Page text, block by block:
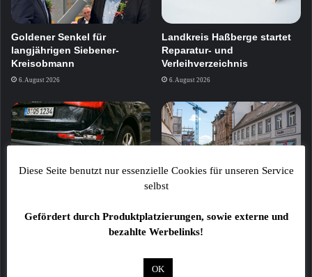
Goldener Senkel für
langjährigen Siebener-
Kreisobmann
6. August 2026
Landkreis Haßberge startet
Reparatur- und
Verleihverzeichnis
6. August 2026
August
6. August 2026
Diese Seite benutzt nur essenzielle Cookies für unseren Service
selbst
Gefördert durch Produktplatzierungen, sowie externe und
bezahlte Werbelinks!
OK